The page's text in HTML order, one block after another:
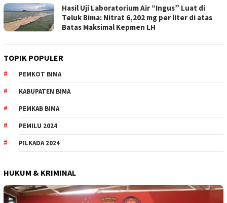
Hasil Uji Laboratorium Air “Ingus” Luat di
Teluk Bima: Nitrat 6,202 mg per liter di atas
Batas Maksimal Kepmen LH
TOPIK POPULER
PEMKOT BIMA
KABUPATEN BIMA
PEMKAB BIMA
PEMILU 2024
PILKADA 2024
HUKUM & KRIMINAL